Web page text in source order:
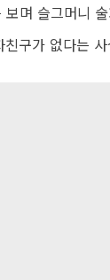
며 슬그머니
구가 없다는